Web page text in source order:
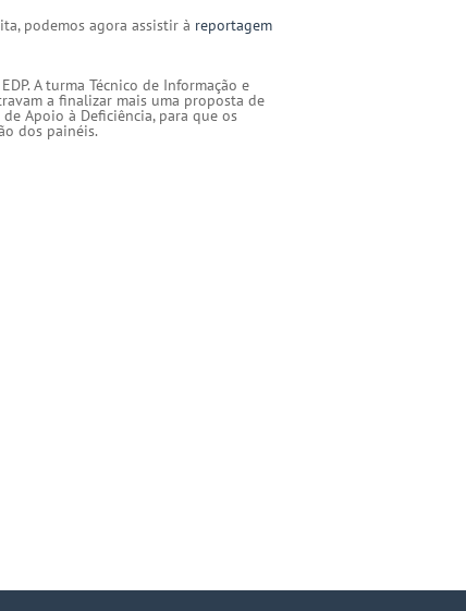
podemos agora assistir à reportagem
A turma Técnico de Informação e
a finalizar mais uma proposta de
Apoio à Deficiência, para que os
dos painéis.